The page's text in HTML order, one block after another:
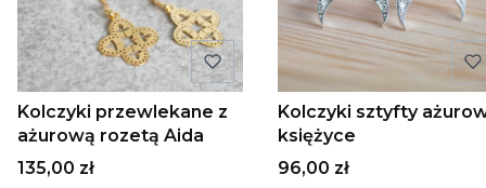
Kolczyki przewlekane z
ażurową rozetą Aida
Cena
135,00 zł
Kolczyki sztyfty
księżyce
Cena
96,00 zł